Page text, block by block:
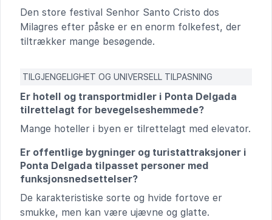
Den store festival Senhor Santo Cristo dos
Milagres efter påske er en enorm folkefest, der
tiltrækker mange besøgende.
TILGJENGELIGHET OG UNIVERSELL TILPASNING
Er hotell og transportmidler i Ponta Delgada
tilrettelagt for bevegelseshemmede?
Mange hoteller i byen er tilrettelagt med elevator.
Er offentlige bygninger og turistattraksjoner i
Ponta Delgada tilpasset personer med
funksjonsnedsettelser?
De karakteristiske sorte og hvide fortove er
smukke, men kan være ujævne og glatte.